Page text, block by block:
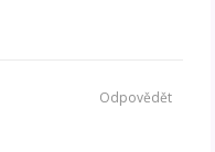
Odpovědět